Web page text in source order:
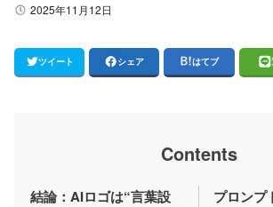
2025年11月12日
ツイート シェア はてブ
Contents
結論：AIロゴは“言葉設
プロンプ